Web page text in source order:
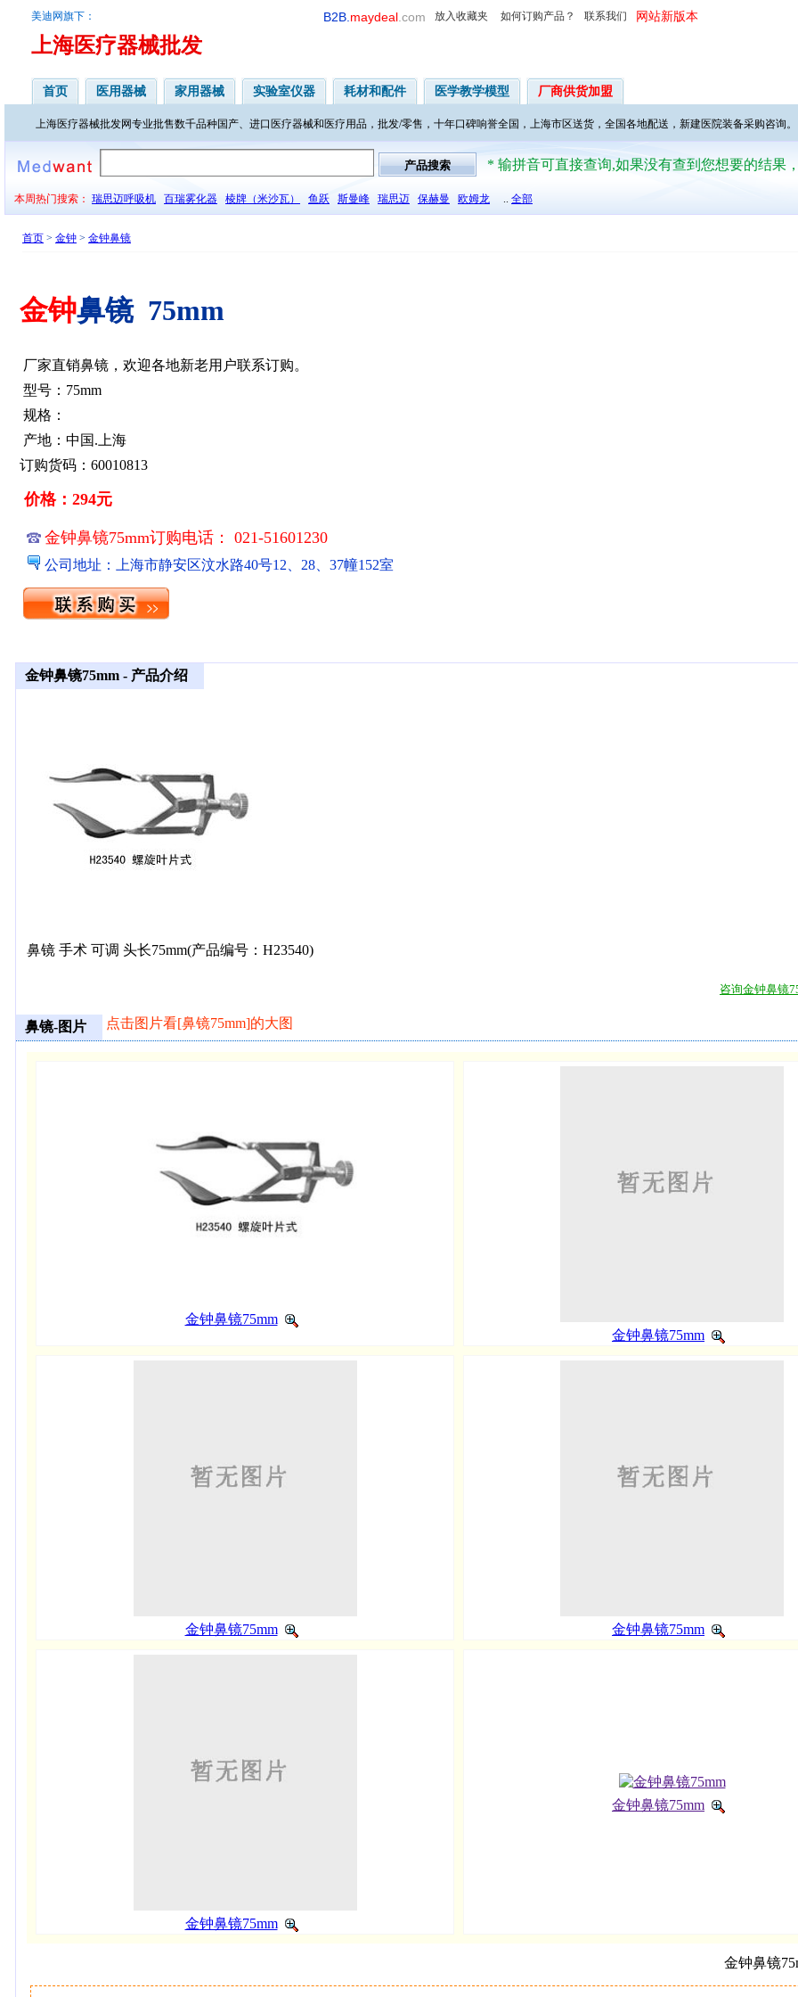
美迪网旗下：
上海医疗器械批发
B2B. maydeal .com 放入收藏夹 如何订购产品？ 联系我们 网站新版本
首页 医用器械 家用器械 实验室仪器 耗材和配件 医学教学模型 厂商供货加盟
上海医疗器械批发网专业批售数千品种国产、进口医疗器械和医疗用品，批发/零售，十年口碑响誉全国，上海市区送货，全国各地配送，新建医院装备采购咨询。
* 输拼音可直接查询,如果没有查到您想要的结果
本周热门搜索： 瑞思迈呼吸机 百瑞雾化器 棱牌（米沙瓦） 鱼跃 斯曼峰 瑞思迈 保赫曼 欧姆龙 .. 全部
首页 > 金钟 > 金钟鼻镜
金钟鼻镜 75mm
厂家直销鼻镜，欢迎各地新老用户联系订购。
型号：75mm
规格：
产地：中国.上海
订购货码：60010813
价格：294元
金钟鼻镜75mm订购电话： 021-51601230
公司地址：上海市静安区汶水路40号12、28、37幢152室
金钟鼻镜75mm - 产品介绍
鼻镜 手术 可调 头长75mm(产品编号：H23540)
咨询金钟鼻镜
鼻镜-图片 点击图片看[鼻镜75mm]的大图
金钟鼻镜75mm
金钟鼻镜75mm
金钟鼻镜75mm 金钟鼻镜75mm
金钟鼻镜75mm
金钟鼻镜75mm
金钟鼻镜